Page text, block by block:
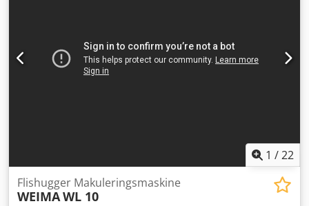
Produceret i Tyskland Dedpezruibefx Ag Aeck – Autorevers
– Bælte både over og under – Knivindstillingsværktøj –
Meget god stand – Brugt flishugger Nettopris: 98.900 PLN
1 /22
Flishugger Makuleringsmaskine
WEIMAWL 10